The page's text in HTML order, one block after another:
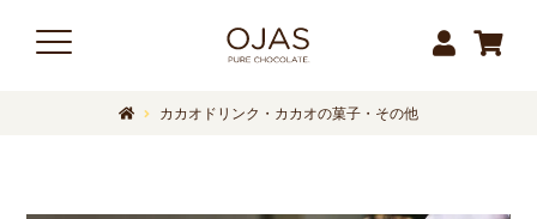
カカオドリンク・カカオの菓子・その他